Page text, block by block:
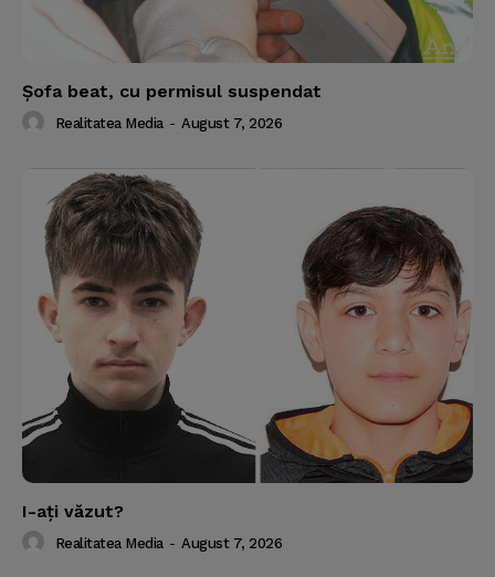
Şofa beat, cu permisul suspendat
Realitatea Media - August 7, 2026
I-aţi văzut?
Realitatea Media - August 7, 2026